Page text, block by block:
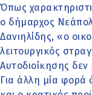
Όπως
ο δήμαρχος
Δανιηλίδης, «ο
λειτουργικός
Αυτοδιοίκησης δεν
Για άλλη μία